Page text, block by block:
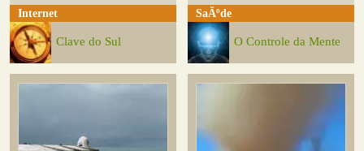
Internet
Clave do Sul
SaÃºde
O Controle da Mente